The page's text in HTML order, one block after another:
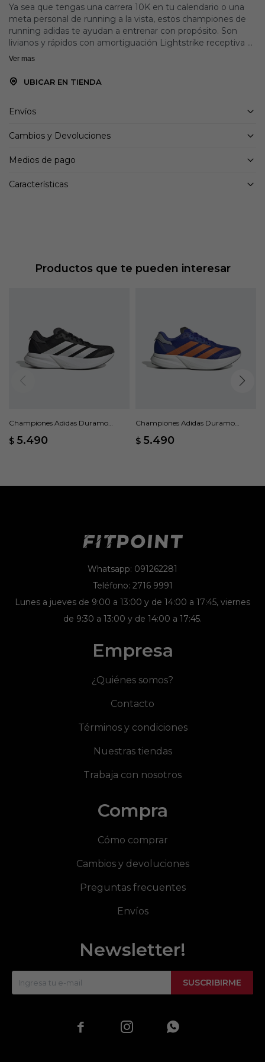
Ya sea que tengas una carrera 10K en tu calendario o una
meta personal de running a la vista, estos championes de
running adidas te ayudan a entrenar con propósito. Son
livianos y rápidos con amortiguación Lightstrike receptiva y
una suela de TPU que ofrece tracción en el camino o la
soporte para que puedas acelerar tu ritmo con comodidad.
residuos, nuestra dependencia de los recursos finitos y la
Ajuste clásico
Exterior textil y sintético
Ver mas
UBICAR EN TIENDA
Envíos
Cambios y Devoluciones
Medios de pago
Características
Productos que te pueden interesar
Championes Adidas Duramo
$ 5.490
Championes Adidas Duramo
$ 5.490
Whatsapp: 091262281
Teléfono: 2716 9991
Lunes a jueves de 9:00 a 13:00 y de 14:00 a 17:45, viernes
de 9:30 a 13:00 y de 14:00 a 17:45.
Empresa
¿Quiénes somos?
Contacto
Términos y condiciones
Nuestras tiendas
Trabaja con nosotros
Compra
Cómo comprar
Cambios y devoluciones
Preguntas frecuentes
Envíos
Newsletter!
SUSCRIBIRME
  